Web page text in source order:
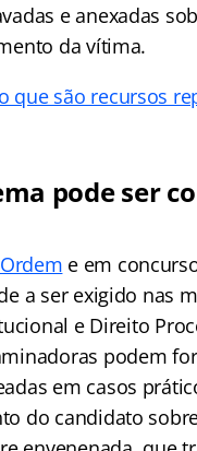
e anexadas
da vítima.
que são recursos
pode ser
e em
a ser exigido nas
e Direito
podem
em casos
do candidato